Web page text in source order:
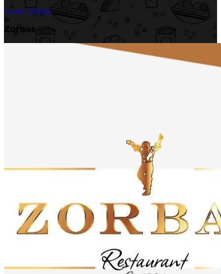
Hude (Oldb)
Zorbas